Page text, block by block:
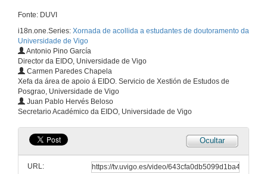
Fonte: DUVI
i18n.one.Series: Xornada de acollida a estudantes de doutoramento da
Universidade de Vigo
Antonio Pino García
Director da EIDO, Universidade de Vigo
Carmen Paredes Chapela
Xefa da área de apoio á EIDO. Servicio de Xestión de Estudos de
Posgrao, Universidade de Vigo
Juan Pablo Hervés Beloso
Secretario Académico da EIDO, Universidade de Vigo
Ocultar
URL: